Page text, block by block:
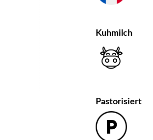
Kuhmilch
Pastorisiert